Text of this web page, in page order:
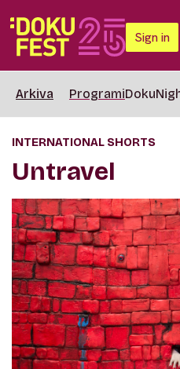
Sign in
Arkiva Programi
INTERNATIONAL SHORTS
Untravel